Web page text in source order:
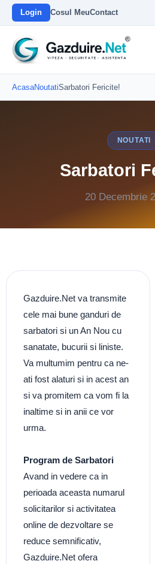
Login Cosul MeuContact
AcasaNoutatiSarbatori Fericite!
NOUTATI
Sarbatori
20 Decembrie
Gazduire.Net va transmite
cele mai bune ganduri de
sarbatori si un An Nou cu
sanatate, bucurii si liniste.
Va multumim pentru ca ne-
ati fost alaturi si in acest an
si va promitem ca vom fi la
inaltime si in anii ce vor
urma.
Program de Sarbatori
Avand in vedere ca in
perioada aceasta numarul
solicitarilor si activitatea
online de dezvoltare se
reduce semnificativ,
Gazduire.Net ofera